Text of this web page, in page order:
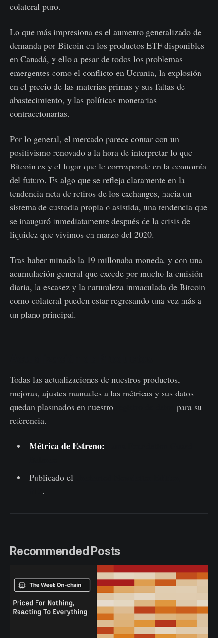
colateral puro.
Lo que más impresiona es el aumento generalizado de
demanda por Bitcoin en los productos ETF disponibles
en Canadá, y ello a pesar de todos los problemas
emergentes como el conflicto en Ucrania, la explosión
en el precio de las materias primas y sus faltas de
abastecimiento, y las políticas monetarias
contraccionarias.
Por lo general, el mercado parece contar con un
positivismo renovado a la hora de interpretar lo que
Bitcoin es y el lugar que le corresponde en la economía
del futuro. Es algo que se refleja claramente en la
tendencia neta de retiros de los exchanges, hacia un
sistema de custodia propia o asistida, una tendencia que
se inauguró inmediatamente después de la crisis de
liquidez que vivimos en marzo del 2020.
Tras haber minado la 19 millonaba moneda, y con una
acumulación general que excede por mucho la emisión
diaria, la escasez y la naturaleza inmaculada de Bitcoin
como colateral pueden estar regresando una vez más a
un plano principal.
Todas las actualizaciones de nuestros productos,
mejoras, ajustes manuales a las métricas y sus datos
quedan plasmados en nuestro
para su
referencia.
Métrica de Estreno:
Publicado el
.
Recommended Posts